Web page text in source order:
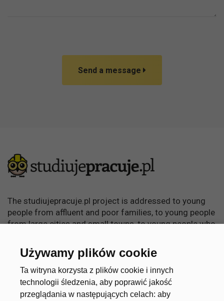
Używamy plików cookie
Ta witryna korzysta z plików cookie i innych
technologii śledzenia, aby poprawić jakość
przeglądania w następujących celach: aby
Send a message
The studiujepracuje.pl project is addressed to young
people from affluent and poor families, to young people
from large cities and small towns, to young people who
something in life.
Useful links Account